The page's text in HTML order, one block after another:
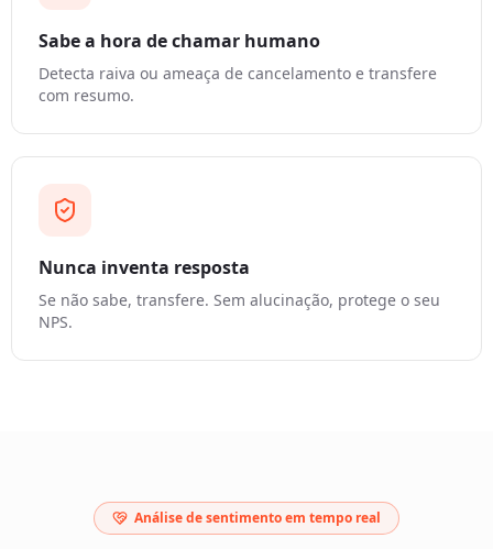
Sabe a hora de chamar humano
Detecta raiva ou ameaça de cancelamento e transfere
com resumo.
Nunca inventa resposta
Se não sabe, transfere. Sem alucinação, protege o seu
NPS.
Análise de sentimento em tempo real